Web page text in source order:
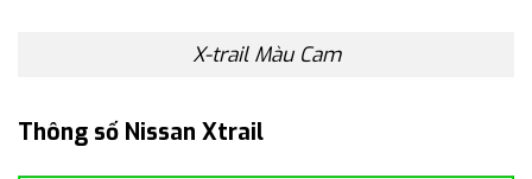
X-trail Màu Cam
Thông số Nissan Xtrail